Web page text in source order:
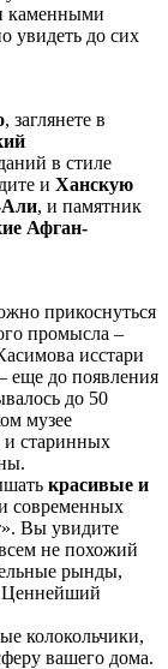
каменными
увидеть до сих
, заглянете в
в стиле
и Ханскую
Али, и памятник
Афган-
прикоснуться
промысла –
исстари
еще до появления
до 50
музее
и старинных
красивые и
современных
Вы увидите
не похожий
рынды,
Ценнейший
колокольчики,
вашего дома.